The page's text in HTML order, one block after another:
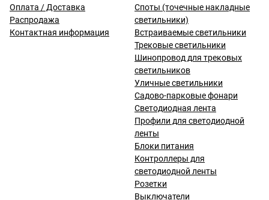
Оплата / Доставка
Распродажа
Контактная информация
Споты (точечные накладные
светильники)
Встраиваемые светильники
Трековые светильники
Шинопровод для трековых
светильников
Уличные светильники
Садово-парковые фонари
Светодиодная лента
Профили для светодиодной
ленты
Блоки питания
Контроллеры для
светодиодной ленты
Розетки
Выключатели